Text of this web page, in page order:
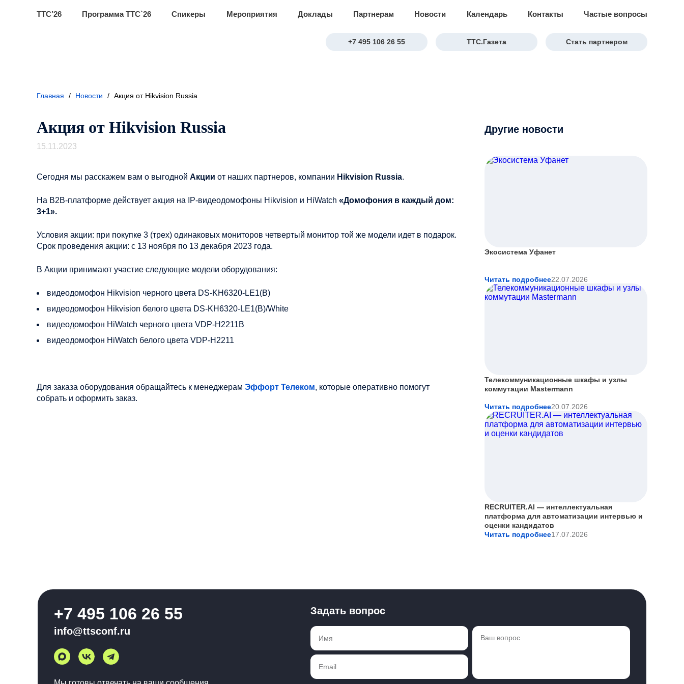
Стать партнером
ТТС.Газета
+7 495 106 26 55
ТТС’26 Программа ТТС`26 Спикеры Мероприятия Доклады Партнерам Новости Календарь Контакты Частые вопросы
Главная / Новости / Акция от Hikvision Russia
Акция от Hikvision Russia
15.11.2023
Сегодня мы расскажем вам о выгодной Акции от наших партнеров, компании Hikvision Russia.
На B2B-платформе действует акция на IP-видеодомофоны Hikvision и HiWatch «Домофония в каждый дом:
3+1».
Условия акции: при покупке 3 (трех) одинаковых мониторов четвертый монитор той же модели идет в подарок.
Срок проведения акции: с 13 ноября по 13 декабря 2023 года.
В Акции принимают участие следующие модели оборудования:
видеодомофон Hikvision черного цвета DS-KH6320-LE1(B)
видеодомофон Hikvision белого цвета DS-KH6320-LE1(B)/White
видеодомофон HiWatch черного цвета VDP-H2211B
видеодомофон HiWatch белого цвета VDP-H2211
Для заказа оборудования обращайтесь к менеджерам Эффорт Телеком, которые оперативно помогут
собрать и оформить заказ.
Другие новости
Экосистема Уфанет
Читать подробнее22.07.2026
Телекоммуникационные шкафы и узлы
коммутации Mastermann
Читать подробнее20.07.2026
RECRUITER.AI — интеллектуальная
платформа для автоматизации интервью и
оценки кандидатов
Читать подробнее17.07.2026
+7 495 106 26 55
info@ttsconf.ru
Задать вопрос